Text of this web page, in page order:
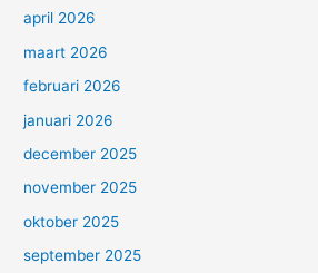
april 2026
maart 2026
februari 2026
januari 2026
december 2025
november 2025
oktober 2025
september 2025